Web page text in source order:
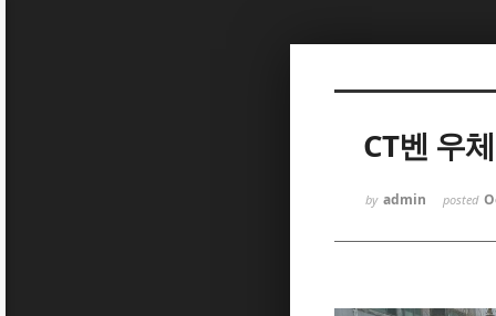
CT벤 우
by admin posted
Sketchbook5, 스케치북5
Sketchbook5, 스케치북5